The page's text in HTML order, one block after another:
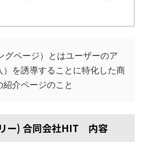
グページ）とはユーザーのア
）を誘導することに特化した商
介ページのこと
ー) 合同会社HIT 内容